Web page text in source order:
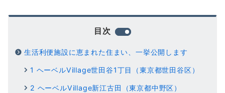
目次
生活利便施設に恵まれた住まい、一挙公開します
1 ヘーベルVillage世田谷1丁目（東京都世田谷区）
2 ヘーベルVillage新江古田（東京都中野区）